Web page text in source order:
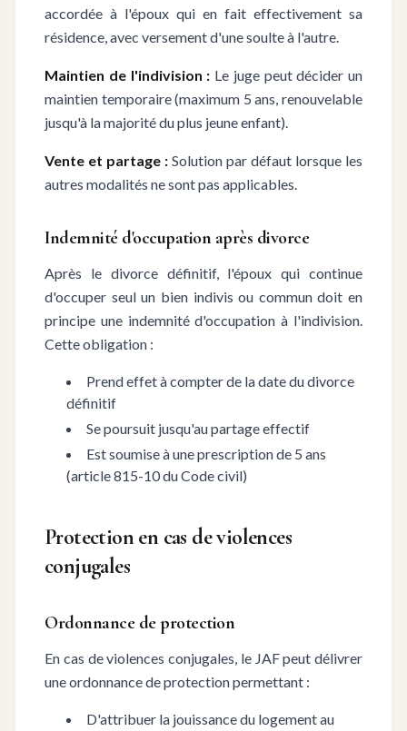
accordée à l'époux qui en fait effectivement sa
résidence, avec versement d'une soulte à l'autre.
Maintien de l'indivision : Le juge peut décider un
maintien temporaire (maximum 5 ans, renouvelable
jusqu'à la majorité du plus jeune enfant).
Vente et partage : Solution par défaut lorsque les
autres modalités ne sont pas applicables.
Indemnité d'occupation après divorce
Après le divorce définitif, l'époux qui continue
d'occuper seul un bien indivis ou commun doit en
principe une indemnité d'occupation à l'indivision.
Cette obligation :
Prend effet à compter de la date du divorce
définitif
Se poursuit jusqu'au partage effectif
Est soumise à une prescription de 5 ans
(article 815-10 du Code civil)
Protection en cas de violences
conjugales
Ordonnance de protection
En cas de violences conjugales, le JAF peut délivrer
une ordonnance de protection permettant :
D'attribuer la jouissance du logement au